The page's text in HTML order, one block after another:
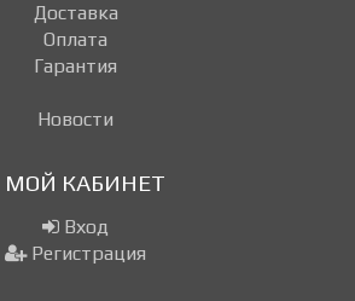
Доставка
Оплата
Гарантия
Новости
МОЙ КАБИНЕТ
Вход
Регистрация